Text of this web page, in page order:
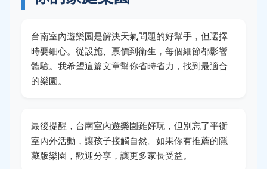
台南室內遊樂園是解決天氣問題的好幫手，但選擇
時要細心。從設施、票價到衛生，每個細節都影響
體驗。我希望這篇文章幫你省時省力，找到最適合
的樂園。
最後提醒，台南室內遊樂園雖好玩，但別忘了平衡
室內外活動，讓孩子接觸自然。如果你有推薦的隱
藏版樂園，歡迎分享，讓更多家長受益。